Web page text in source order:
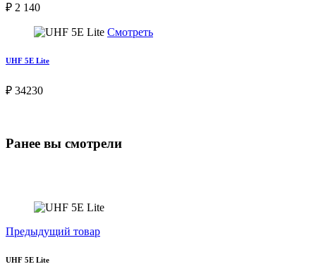
₽ 2 140
Смотреть
UHF 5E Lite
₽ 34230
Ранее вы смотрели
Предыдущий товар
UHF 5E Lite